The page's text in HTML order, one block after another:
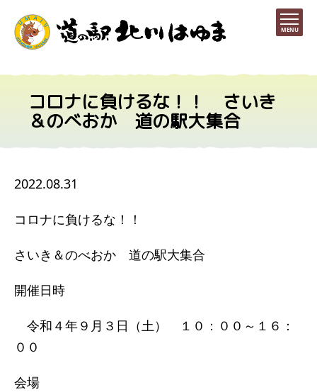
MENU
コロナに負けるな！！ さいき
＆のべおか 道の駅大集合
2022.08.31
コロナに負けるな！！
さいき＆のべおか 道の駅大集合
開催日時
令和４年９月３日（土） １０：００～１６：
００
会場